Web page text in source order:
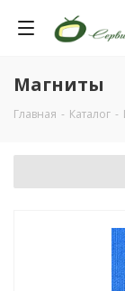
Магниты
Главная - Каталог -